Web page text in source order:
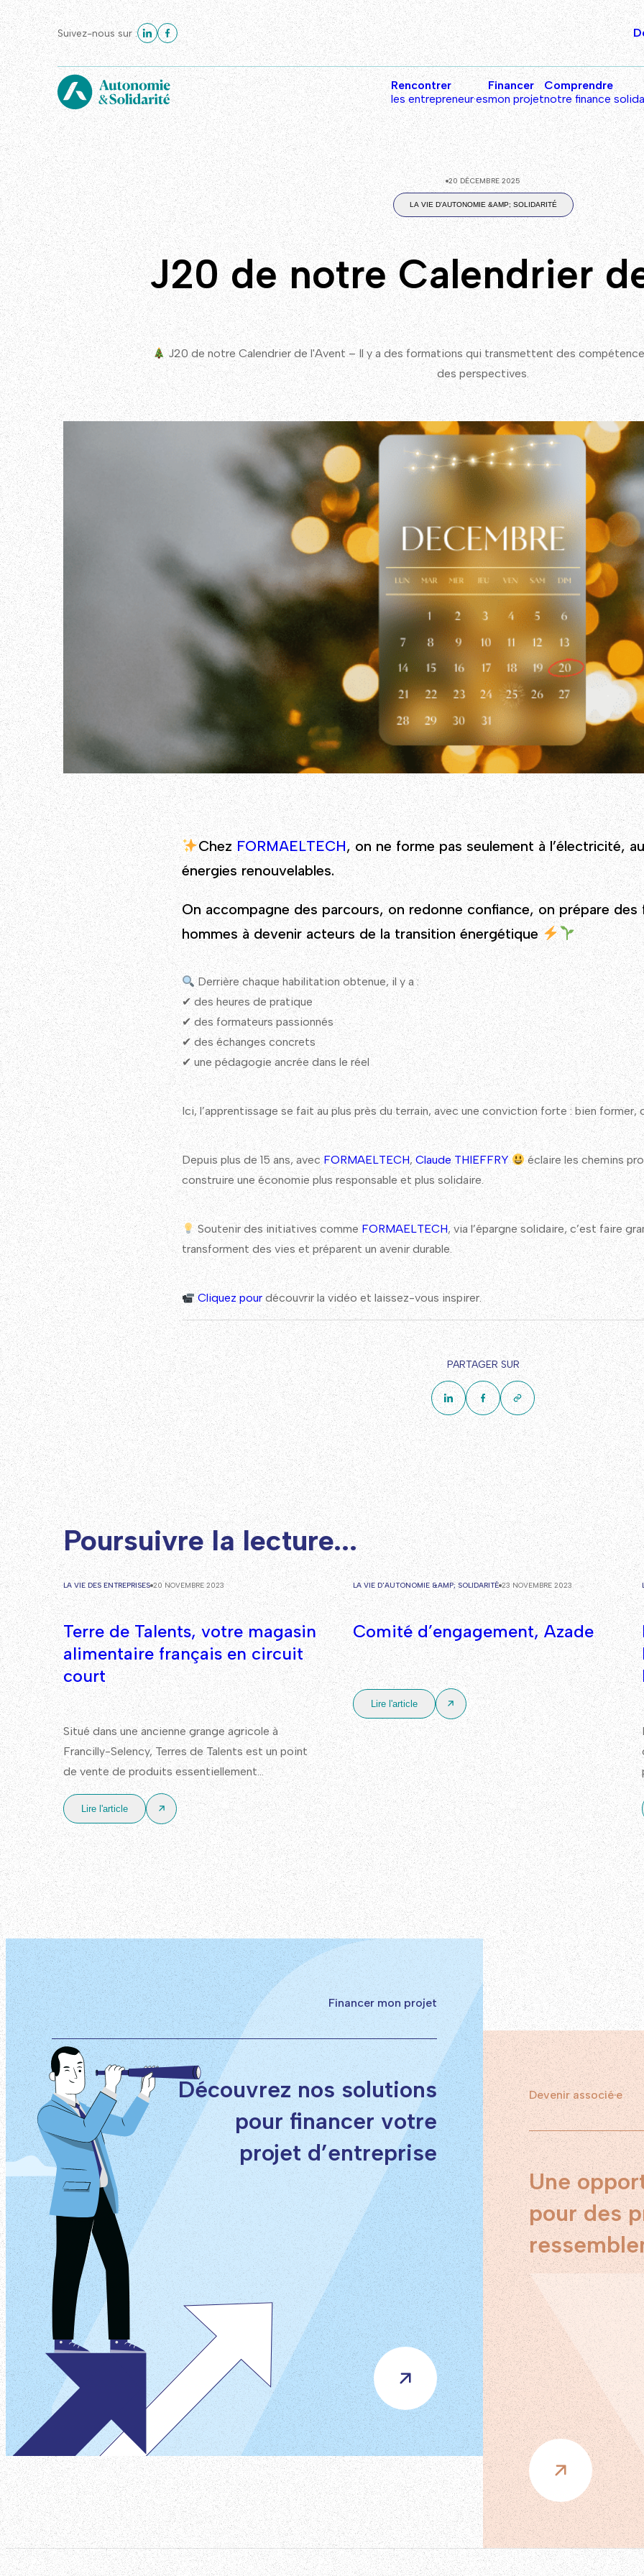
Suivez-nous sur :
Rencontrer
les entrepreneur·es
Financer
mon projet
Comprendre
notre finance
20 DÉCEMBRE 2025
LA VIE D'AUTONOMIE &AMP; SOLIDARITÉ
J20 de notre Calendrier
J20 de notre Calendrier de l'Avent – Il y a des formations qui transmettent des
des perspectives.
ChezFORMAELTECH, on ne forme pas seulement à l’électricité,
énergies renouvelables.
On accompagne des parcours, on redonne confiance, on prépare des
hommes à devenir acteurs de la transition énergétique
Derrière chaque habilitation obtenue, il y a :
✔ des heures de pratique
✔ des formateurs passionnés
✔ des échanges concrets
✔ une pédagogie ancrée dans le réel
Ici, l’apprentissage se fait au plus près du terrain, avec une conviction forte : bien former,
Depuis plus de 15 ans, avec FORMAELTECH,Claude THIEFFRY
éclaire les chemins
construire une économie plus responsable et plus solidaire.
Soutenir des initiatives comme FORMAELTECH, via l’épargne solidaire, c’est faire
transforment des vies et préparent un avenir durable.
Cliquez pour découvrir la vidéo et laissez-vous inspirer.
PARTAGER SUR
Poursuivre la lecture...
LA VIE DES ENTREPRISES 20 NOVEMBRE 2023
Terre de Talents, votre magasin
alimentaire français en circuit
court
Situé dans une ancienne grange agricole à
Francilly-Selency, Terres de Talents est un point
de vente de produits essentiellement
alimentaires, 100% français, avec un
approvisionnement en priorité auprès de
producteurs et d’acteurs locaux.
Lire l'article
LA VIE D'AUTONOMIE &AMP; SOLIDARITÉ 23 NOVEMBRE 2023
Comité d’engagement, Azade
Lire l'article
Financer mon projet
Découvrez nos solutions
pour financer votre
projet d’entreprise
Devenir associé·e
Une
pour des